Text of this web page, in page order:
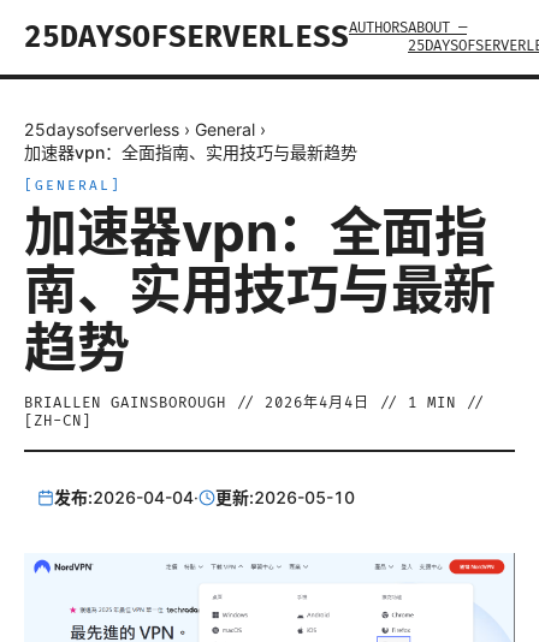
25DAYSOFSERVERLESSAUTHORSABOUT —
25daysofserverless › General ›
加速器vpn：全面指南、实用技巧与最新趋势
GENERAL
加速器vpn：全面指
南、实用技巧与最新
趋势
BRIALLEN GAINSBOROUGH // 2026年4月4日 // 1 MIN //
ZH-CN
发布:2026-04-04· 更新:2026-05-10